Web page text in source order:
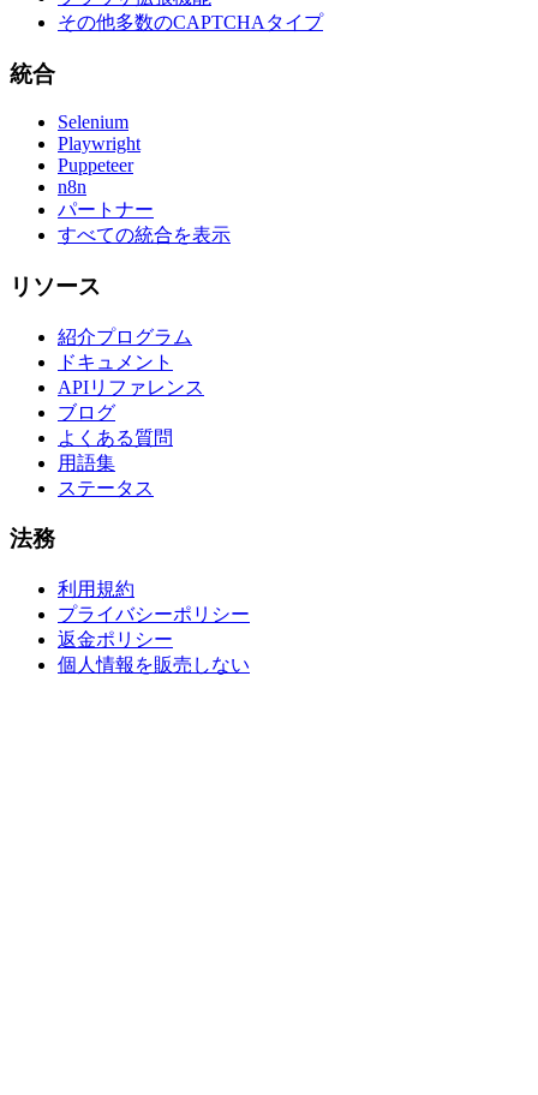
その他多数のCAPTCHAタイプ
統合
Selenium
Playwright
Puppeteer
n8n
パートナー
すべての統合を表示
リソース
紹介プログラム
ドキュメント
APIリファレンス
ブログ
よくある質問
用語集
ステータス
法務
利用規約
プライバシーポリシー
返金ポリシー
個人情報を販売しない